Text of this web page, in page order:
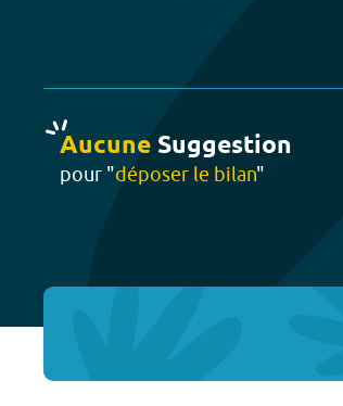
Aucune Suggestion
pour "déposer le bilan"